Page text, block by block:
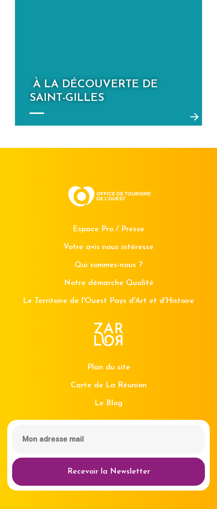
À LA DÉCOUVERTE DE
SAINT-GILLES
Espace Pro / Presse
Votre avis nous intéresse
Qui sommes-nous ?
Notre démarche Qualité
Le Territoire de l'Ouest Pays d'Art et d'Histoire
Plan du site
Carte de La Réunion
Le Blog
Recevoir la Newsletter